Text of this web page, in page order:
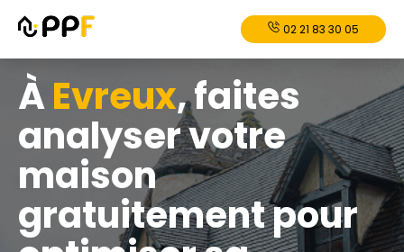
02 21 83 30 05
ÀEvreux, faites
analyser votre
maison
gratuitement pour